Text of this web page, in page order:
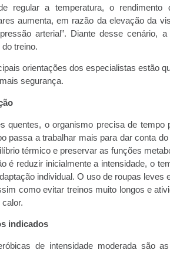
regular a temperatura, o
aumenta, em razão da elevação da
arterial”. Diante desse cenário,
treino.
orientações dos especialistas estão
segurança.
quentes, o organismo precisa de
passa a trabalhar mais para dar conta
térmico e preservar as funções
é reduzir inicialmente a intensidade, o
individual. O uso de roupas
como evitar treinos muito longos e
indicados
de intensidade moderada são